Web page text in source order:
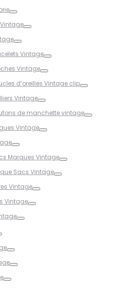
Vintage
Vintage
d’oreilles Vintage clip
Vintage
de manchette vintage
Vintage
Marques Vintage
Sacs Vintage
Vintage
Vintage